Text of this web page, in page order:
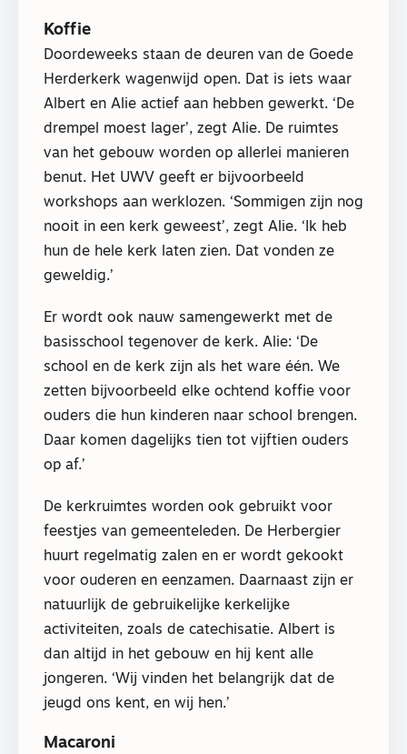
Koffie
Doordeweeks staan de deuren van de Goede
Herderkerk wagenwijd open. Dat is iets waar
Albert en Alie actief aan hebben gewerkt. ‘De
drempel moest lager’, zegt Alie. De ruimtes
van het gebouw worden op allerlei manieren
benut. Het UWV geeft er bijvoorbeeld
workshops aan werklozen. ‘Sommigen zijn nog
nooit in een kerk geweest’, zegt Alie. ‘Ik heb
hun de hele kerk laten zien. Dat vonden ze
geweldig.’
Er wordt ook nauw samengewerkt met de
basisschool tegenover de kerk. Alie: ‘De
school en de kerk zijn als het ware één. We
zetten bijvoorbeeld elke ochtend koffie voor
ouders die hun kinderen naar school brengen.
Daar komen dagelijks tien tot vijftien ouders
op af.’
De kerkruimtes worden ook gebruikt voor
feestjes van gemeenteleden. De Herbergier
huurt regelmatig zalen en er wordt gekookt
voor ouderen en eenzamen. Daarnaast zijn er
natuurlijk de gebruikelijke kerkelijke
activiteiten, zoals de catechisatie. Albert is
dan altijd in het gebouw en hij kent alle
jongeren. ‘Wij vinden het belangrijk dat de
jeugd ons kent, en wij hen.’
Macaroni